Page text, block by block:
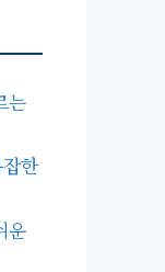
는
한
운